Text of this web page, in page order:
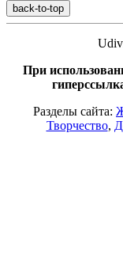
back-to-top
При
Разделы сайта:
Творчество,